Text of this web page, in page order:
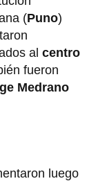
(Puno)
al centro
fueron
Medrano
luego